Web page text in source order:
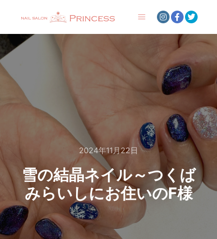
2024年11月22日
雪の結晶ネイル～つくば
みらいしにお住いのF様